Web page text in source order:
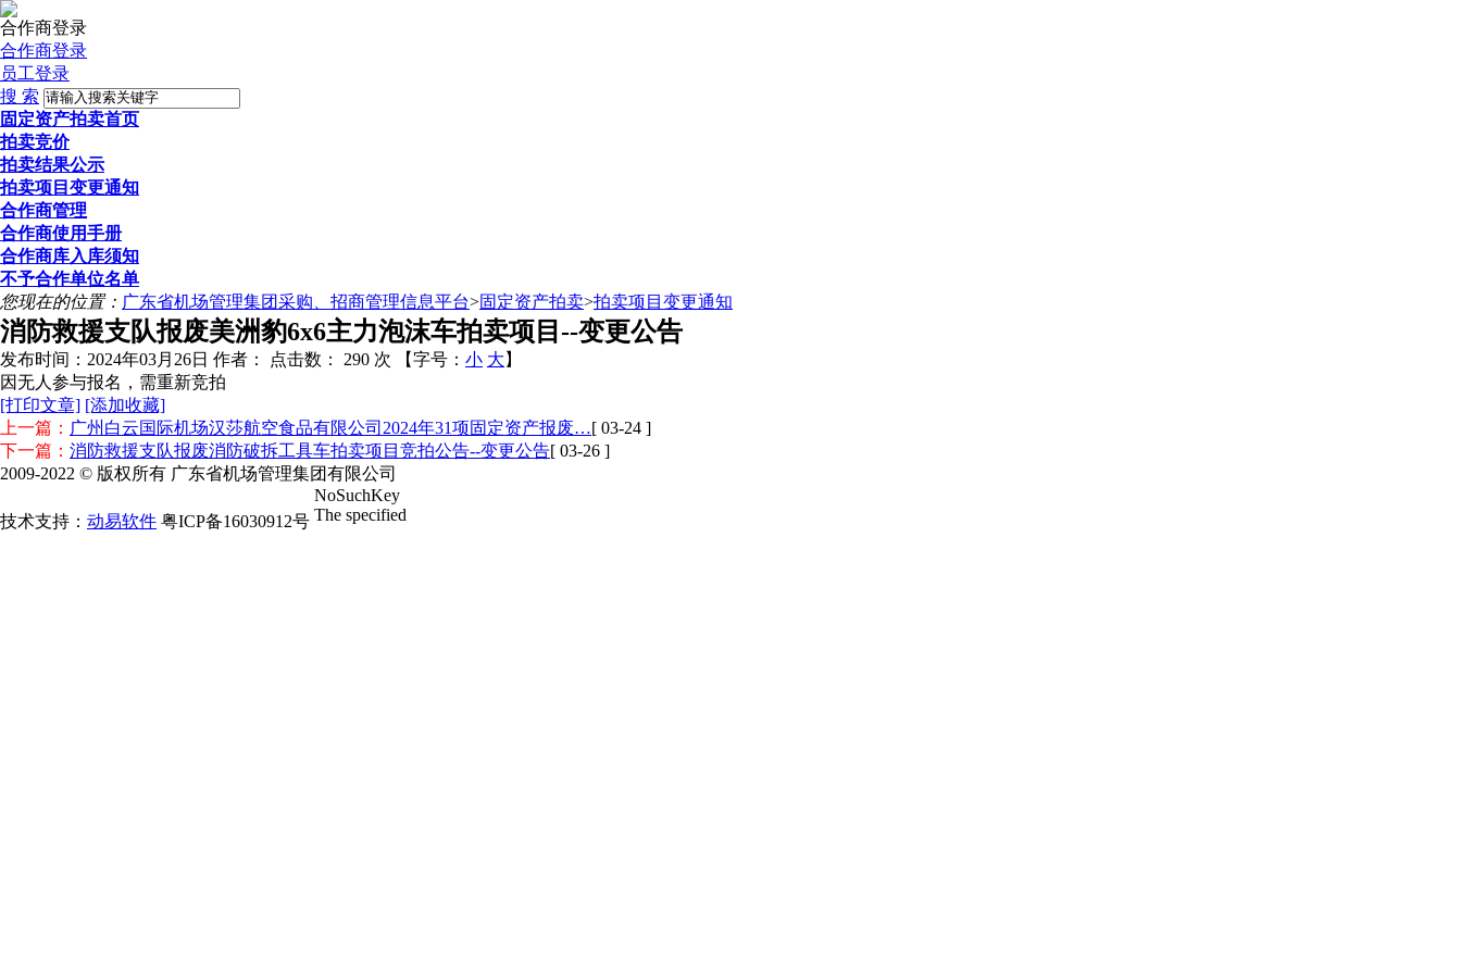
合作商登录
合作商登录
员工登录
搜 索
固定资产拍卖首页
拍卖竞价
拍卖结果公示
拍卖项目变更通知
合作商管理
合作商使用手册
合作商库入库须知
不予合作单位名单
您现在的位置： 广东省机场管理集团采购、招商管理信息平台>固定资产拍卖>拍卖项目变更通知
消防救援支队报废美洲豹6x6主力泡沫车拍卖项目--变更公告
发布时间：2024年03月26日 作者： 点击数： 290 次 【字号： 小 大 】
因无人参与报名，需重新竞拍
[打印文章] [添加收藏]
上一篇： 广州白云国际机场汉莎航空食品有限公司2024年31项固定资产报废…[ 03-24 ]
下一篇： 消防救援支队报废消防破拆工具车拍卖项目竞拍公告--变更公告[ 03-26 ]
2009-2022 © 版权所有 广东省机场管理集团有限公司
技术支持： 动易软件 粤ICP备16030912号